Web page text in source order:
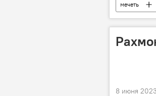
мечеть
8 июня